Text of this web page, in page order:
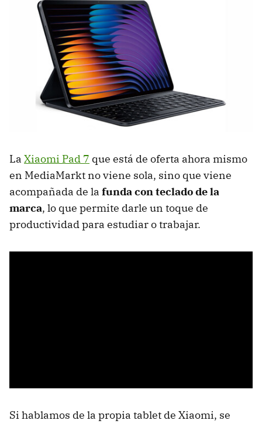
La Xiaomi Pad 7 que está de oferta ahora mismo
en MediaMarkt no viene sola, sino que viene
acompañada de la funda con teclado de la
marca, lo que permite darle un toque de
productividad para estudiar o trabajar.
Si hablamos de la propia tablet de Xiaomi, se